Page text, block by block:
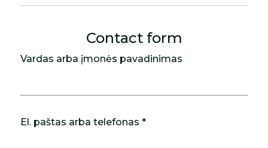
Contact form
Vardas arba įmonės pavadinimas
El. paštas arba telefonas *